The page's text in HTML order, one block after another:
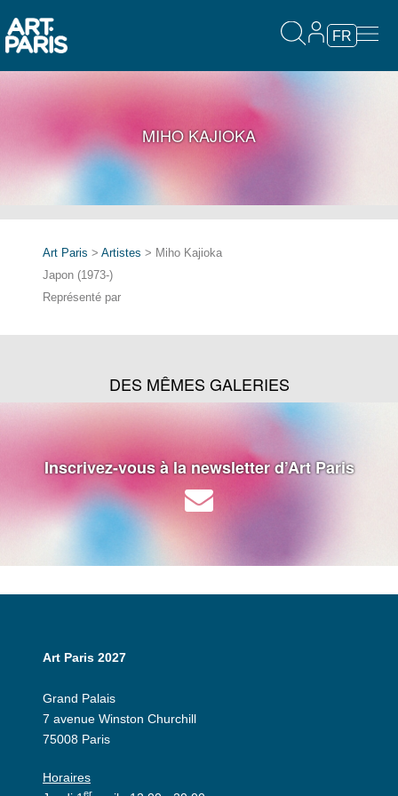
FR
MIHO KAJIOKA
Art Paris > Artistes > Miho Kajioka
Japon (1973-)
Représenté par
DES MÊMES GALERIES
Inscrivez-vous à la newsletter d’Art Paris
Art Paris 2027
Grand Palais
7 avenue Winston Churchill
75008 Paris
Horaires
er